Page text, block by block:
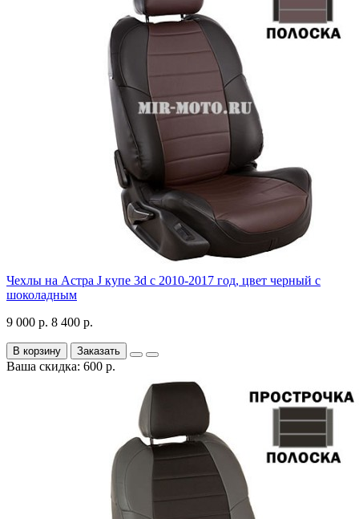
Чехлы на Астра J купе 3d с 2010-2017 год, цвет черный с
шоколадным
9 000 р. 8 400 р.
В корзину Заказать
Ваша скидка: 600 р.